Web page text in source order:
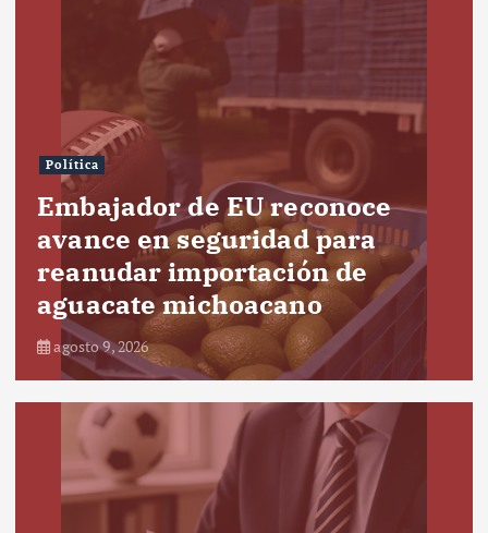
Política
Embajador de EU reconoce
avance en seguridad para
reanudar importación de
aguacate michoacano
agosto 9, 2026